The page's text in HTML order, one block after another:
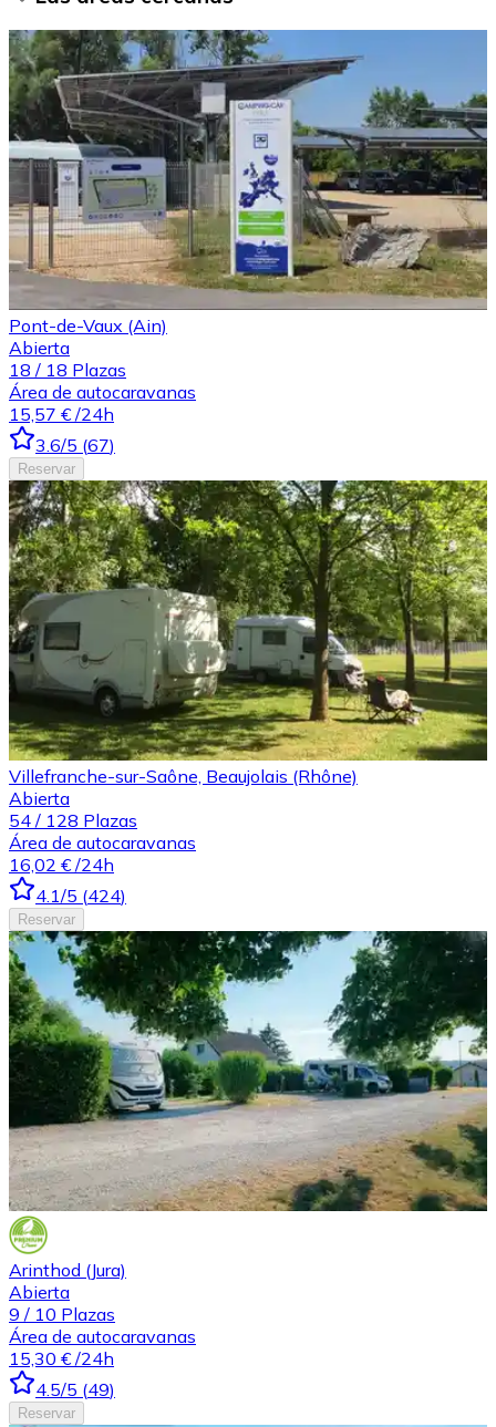
Pont-de-Vaux (Ain)
Abierta
18 / 18 Plazas
Área de autocaravanas
15,57 € /24h
3.6/5 (67)
Reservar
Villefranche-sur-Saône, Beaujolais (Rhône)
Abierta
54 / 128 Plazas
Área de autocaravanas
16,02 € /24h
4.1/5 (424)
Reservar
Arinthod (Jura)
Abierta
9 / 10 Plazas
Área de autocaravanas
15,30 € /24h
4.5/5 (49)
Reservar